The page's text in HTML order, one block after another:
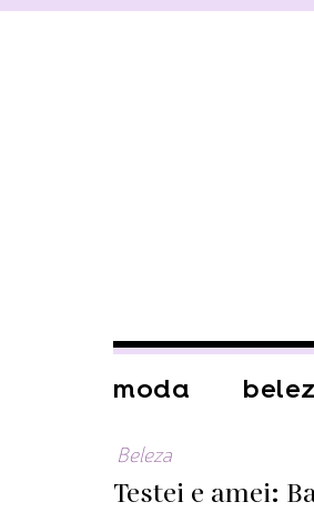
moda
Beleza
Testei e amei: